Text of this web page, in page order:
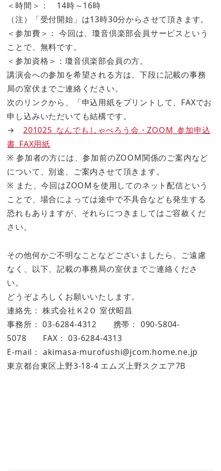
＜時間＞： 14時～16時
（注）「受付開始」は13時30分からさせて頂きます。
＜参加費＞： 今回は、瓊音倶楽部会員サービスという
ことで、無料です。
＜参加資格＞：瓊音倶楽部会員の方。
講演会への参加を希望される方は、下段に記載の事務
局の室伏までご連絡ください。
次のリンクから、「申込用紙をプリントして、FAXでお
申し込みいただいても結構です。
→ 201025_なんでもしゃべろう会・ZOOM_参加申込
書_FAX用紙
※ 参加者の方には、参加前のZOOM関係のご案内など
について、別途、ご案内させて頂きます。
※ また、今回はZOOMを使用してのネット配信という
ことで、場合によっては途中で不具合なども発生する
恐れもありますが、それらにつきましてはご容赦くだ
さい。
その他何かご不明なことなどございましたら、ご遠慮
なく、以下、記載の事務局の室伏までご連絡くださ
い。
どうぞよろしくお願いいたします。
連絡先： 株式会社Ｋ2Ｏ 室伏昭昌
事務所： 03-6284-4312 携帯： 090-5804-
5078 FAX： 03-6284-4313
E-mail： akimasa-murofushi@jcom.home.ne.jp
東京都台東区上野3-18-4 エムズ上野スクエア7B